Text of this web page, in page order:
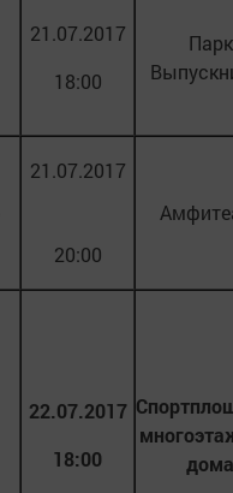
21.07.2017
18:00
Парк
21.07.2017
20:00
22.07.2017
18:00
дома